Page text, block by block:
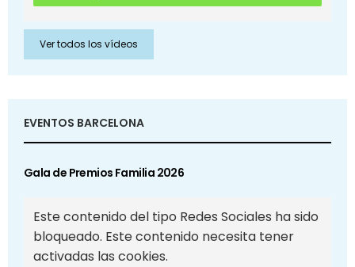
Ver todos los vídeos
EVENTOS BARCELONA
Gala de Premios Familia 2026
Este contenido del tipo Redes Sociales ha sido
bloqueado. Este contenido necesita tener
activadas las cookies.